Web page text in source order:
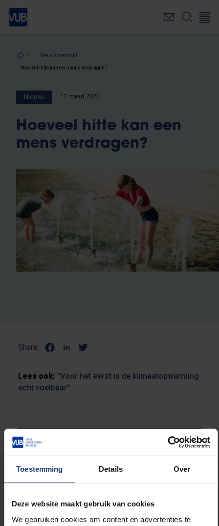
Toestemming Details Over
Deze website maakt gebruik van cookies
We gebruiken cookies om content en advertenties te
Overslaan
naar
inhoudKruimelpad
Nieuwsoverzicht
Hoeveel hitte kan een mens verdragen?
Nieuws 17 maart 2020
Hoeveel hitte kan een
mens verdragen?
Share:
Lees ook: "Voor het eerst is de klimaatopwarming
echt voelbaar"
Maatschappij en engagement